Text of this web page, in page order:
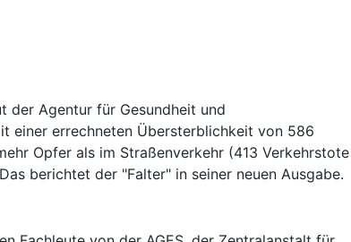
der Agentur für Gesundheit und
einer errechneten Übersterblichkeit von 586
Opfer als im Straßenverkehr (413 Verkehrstote
berichtet der "Falter" in seiner neuen Ausgabe.